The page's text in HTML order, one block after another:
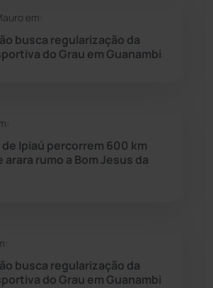
(96)
em:
busca regularização da
do Grau em Guanambi
Ipiaú percorrem 600 km
arara rumo a Bom Jesus da
busca regularização da
do Grau em Guanambi